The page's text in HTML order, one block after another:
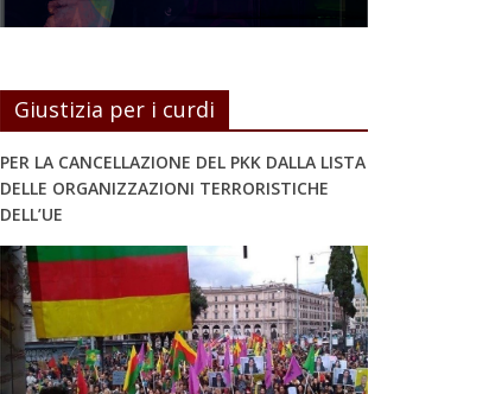
Giustizia per i curdi
PER LA CANCELLAZIONE DEL PKK DALLA LISTA
DELLE ORGANIZZAZIONI TERRORISTICHE
DELL’UE